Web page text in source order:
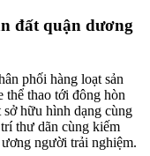
đất quận dương
phối hàng loạt sản
thể thao tới đông hòn
sở hữu hình dạng cùng
thư dãn cùng kiếm
người trải nghiệm.